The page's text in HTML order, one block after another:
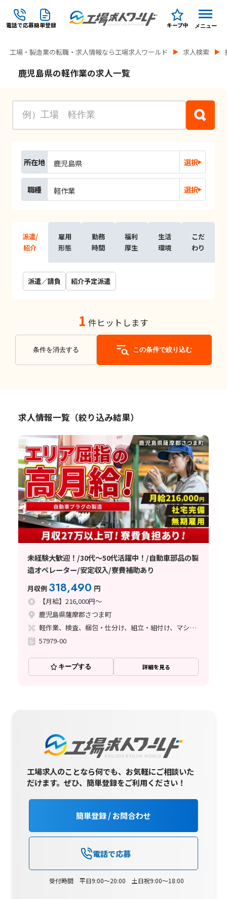
電話で応募簡単登録 キープ中 メニュー
工場・製造業の転職・求人情報なら工場求人ワールド 求人検索
鹿児島県の軽作業の求人一覧
所在地 鹿児島県 選択
職種 軽作業 選択
派遣/
紹介
雇用
形態
勤務
時間
福利
厚生
生活
環境
こだ
わり
派遣／請負 紹介予定派遣
1 件ヒットします
条件を消去する この条件で絞り込む
求人情報一覧（絞り込み結果）
未経験大歓迎！/30代～50代活躍中！/自動車部品の製
造オペレーター/安定収入/寮費補助あり
月収例 318,490 円
【月給】216,000円～
鹿児島県薩摩郡さつま町
軽作業、検査、梱包・仕分け、組立・組付け、マシンオペレーター
57979-00
キープする 詳細を見る
工場求人のことなら何でも、お気軽にご相談いた
だけます。ぜひ、簡単登録をご利用ください！
簡単登録 / お問合わせ
電話で応募
受付時間 平日9:00～20:00 土日祝9:00～18:00